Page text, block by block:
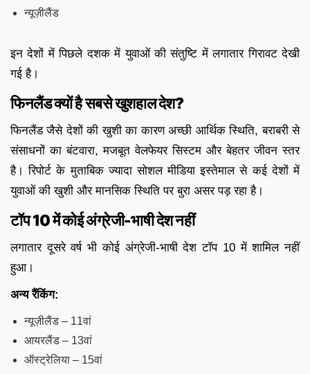
न्यूज़ीलैंड
इन देशों में पिछले दशक में युवाओं की संतुष्टि में लगातार गिरावट देखी
गई है।
फिनलैंड क्यों है सबसे खुशहाल देश?
फिनलैंड जैसे देशों की खुशी का कारण अच्छी आर्थिक स्थिति, बराबरी से
संसाधनों का बंटवारा, मजबूत वेलफेयर सिस्टम और बेहतर जीवन स्तर
है। रिपोर्ट के मुताबिक ज्यादा सोशल मीडिया इस्तेमाल से कई देशों में
युवाओं की खुशी और मानसिक स्थिति पर बुरा असर पड़ रहा है।
टॉप 10 में कोई अंग्रेजी-भाषी देश नहीं
लगातार दूसरे वर्ष भी कोई अंग्रेजी-भाषी देश टॉप 10 में शामिल नहीं
हुआ।
अन्य रैंकिंग:
न्यूज़ीलैंड – 11वां
आयरलैंड – 13वां
ऑस्ट्रेलिया – 15वां